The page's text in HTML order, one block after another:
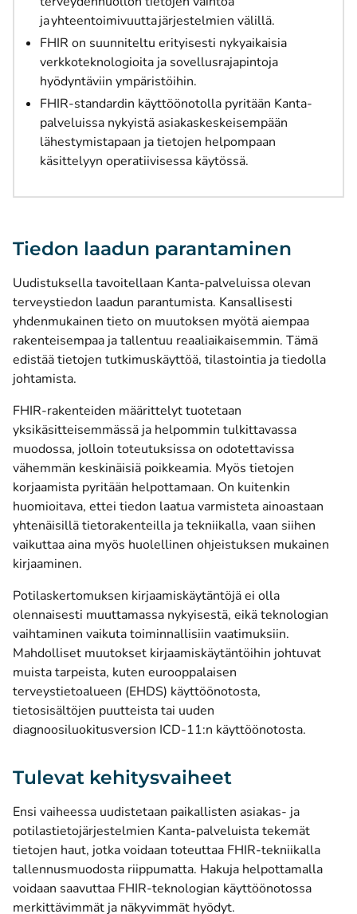
ja yhteentoimivuutta järjestelmien välillä.
FHIR on suunniteltu erityisesti nykyaikaisia
verkkoteknologioita ja sovellusrajapintoja
hyödyntäviin ympäristöihin.
FHIR-standardin käyttöönotolla pyritään Kanta-
palveluissa nykyistä asiakaskeskeisempään
lähestymistapaan ja tietojen helpompaan
käsittelyyn operatiivisessa käytössä.
Tiedon laadun parantaminen
Uudistuksella tavoitellaan Kanta-palveluissa olevan
terveystiedon laadun parantumista. Kansallisesti
yhdenmukainen tieto on muutoksen myötä aiempaa
rakenteisempaa ja tallentuu reaaliaikaisemmin. Tämä
edistää tietojen tutkimuskäyttöä, tilastointia ja tiedolla
johtamista.
FHIR-rakenteiden määrittelyt tuotetaan
yksikäsitteisemmässä ja helpommin tulkittavassa
muodossa, jolloin toteutuksissa on odotettavissa
vähemmän keskinäisiä poikkeamia. Myös tietojen
korjaamista pyritään helpottamaan. On kuitenkin
huomioitava, ettei tiedon laatua varmisteta ainoastaan
yhtenäisillä tietorakenteilla ja tekniikalla, vaan siihen
vaikuttaa aina myös huolellinen ohjeistuksen mukainen
kirjaaminen.
Potilaskertomuksen kirjaamiskäytäntöjä ei olla
olennaisesti muuttamassa nykyisestä, eikä teknologian
vaihtaminen vaikuta toiminnallisiin vaatimuksiin.
Mahdolliset muutokset kirjaamiskäytäntöihin johtuvat
muista tarpeista, kuten eurooppalaisen
terveystietoalueen (EHDS) käyttöönotosta,
tietosisältöjen puutteista tai uuden
diagnoosiluokitusversion ICD-11:n käyttöönotosta.
Tulevat kehitysvaiheet
Ensi vaiheessa uudistetaan paikallisten asiakas- ja
potilastietojärjestelmien Kanta-palveluista tekemät
tietojen haut, jotka voidaan toteuttaa FHIR-tekniikalla
tallennusmuodosta riippumatta. Hakuja helpottamalla
voidaan saavuttaa FHIR-teknologian käyttöönotossa
merkittävimmät ja näkyvimmät hyödyt.